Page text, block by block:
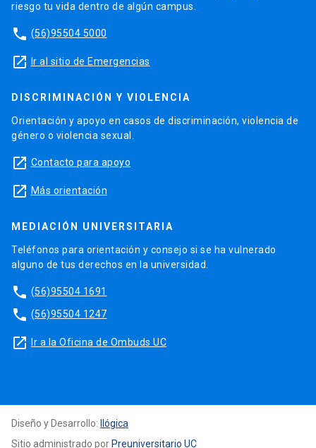
riesgo tu vida dentro de algún campus.
phone (56)95504 5000
launch Ir al sitio de Emergencias
DISCRIMINACIÓN Y VIOLENCIA
Orientación y apoyo en casos de discriminación, violencia de
género o violencia sexual.
launch Contacto para apoyo
launch Más orientación
MEDIACIÓN UNIVERSITARIA
Teléfonos para orientación y consejo si se ha vulnerado
alguno de tus derechos en la universidad.
phone (56)95504 1691
phone (56)95504 1247
launch Ir a la Oficina de Ombuds UC
Diseño y Desarrollo:
Ilógica
Sitio administrado por Preuniversitario UC